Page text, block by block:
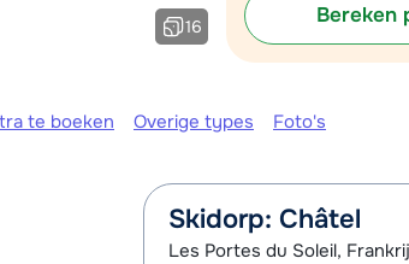
16 Bereken
te boeken Overige types Foto's
Skidorp: Châtel
Les Portes du Soleil,